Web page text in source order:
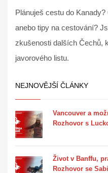
Plánuješ cestu do
anebo tipy na cestování?
zkušenosti dalších Čechů,
javorového listu.
NEJNOVĚJŠÍ ČLÁNKY
Vancouver a
Rozhovor s
Život v Banffu,
Rozhovor se